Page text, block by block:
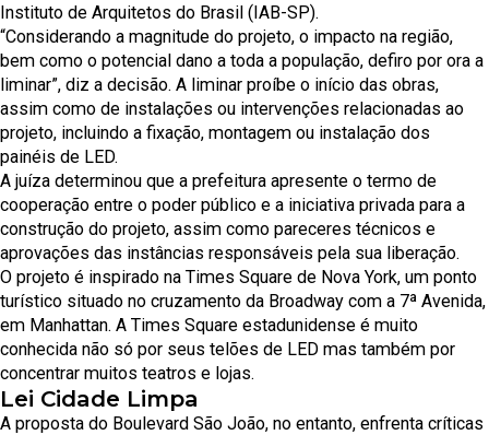
Instituto de Arquitetos do Brasil (IAB-SP).
“Considerando a magnitude do projeto, o impacto na região,
bem como o potencial dano a toda a população, defiro por ora a
liminar”, diz a decisão. A liminar proíbe o início das obras,
assim como de instalações ou intervenções relacionadas ao
projeto, incluindo a fixação, montagem ou instalação dos
painéis de LED.
A juíza determinou que a prefeitura apresente o termo de
cooperação entre o poder público e a iniciativa privada para a
construção do projeto, assim como pareceres técnicos e
aprovações das instâncias responsáveis pela sua liberação.
O projeto é inspirado na Times Square de Nova York, um ponto
turístico situado no cruzamento da Broadway com a 7ª Avenida,
em Manhattan. A Times Square estadunidense é muito
conhecida não só por seus telões de LED mas também por
concentrar muitos teatros e lojas.
Lei Cidade Limpa
A proposta do Boulevard São João, no entanto, enfrenta críticas